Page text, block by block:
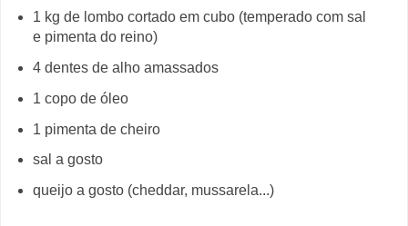
1 kg de lombo cortado em cubo (temperado com sal
e pimenta do reino)
4 dentes de alho amassados
1 copo de óleo
1 pimenta de cheiro
sal a gosto
queijo a gosto (cheddar, mussarela...)